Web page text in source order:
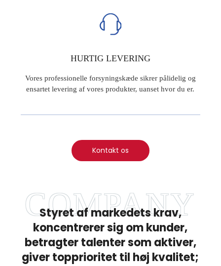
HURTIG LEVERING
Vores professionelle forsyningskæde sikrer pålidelig og
ensartet levering af vores produkter, uanset hvor du er.
Kontakt os
Styret af markedets krav,
koncentrerer sig om kunder,
betragter talenter som aktiver,
giver topprioritet til høj kvalitet;